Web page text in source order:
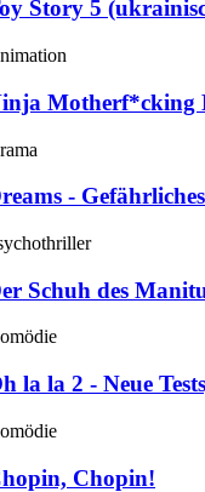
Story 5
Motherf*cking
-
Schuh des
la la 2 - Neue
Chopin!